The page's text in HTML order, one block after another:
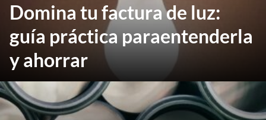
Domina tu factura de luz:
guía práctica paraentenderla
y ahorrar